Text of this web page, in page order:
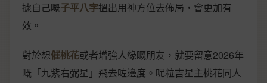
據自己嘅子平八字搵出用神方位去佈局，會更加有
效。
對於想催桃花或者增強人緣嘅朋友，就要留意2026年
嘅「九紫右弼星」飛去咗邊度。呢粒吉星主桃花同人